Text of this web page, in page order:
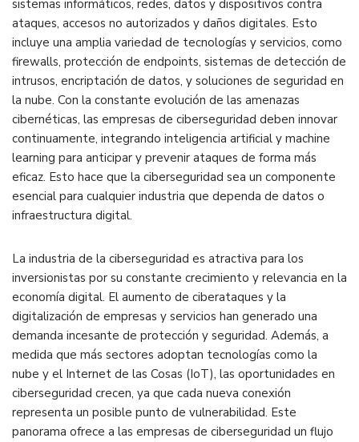
sistemas informáticos, redes, datos y dispositivos contra
ataques, accesos no autorizados y daños digitales. Esto
incluye una amplia variedad de tecnologías y servicios, como
firewalls, protección de endpoints, sistemas de detección de
intrusos, encriptación de datos, y soluciones de seguridad en
la nube. Con la constante evolución de las amenazas
cibernéticas, las empresas de ciberseguridad deben innovar
continuamente, integrando inteligencia artificial y machine
learning para anticipar y prevenir ataques de forma más
eficaz​. Esto hace que la ciberseguridad sea un componente
esencial para cualquier industria que dependa de datos o
infraestructura digital.
La industria de la ciberseguridad es atractiva para los
inversionistas por su constante crecimiento y relevancia en la
economía digital. El aumento de ciberataques y la
digitalización de empresas y servicios han generado una
demanda incesante de protección y seguridad. Además, a
medida que más sectores adoptan tecnologías como la
nube y el Internet de las Cosas (IoT), las oportunidades en
ciberseguridad crecen, ya que cada nueva conexión
representa un posible punto de vulnerabilidad. Este
panorama ofrece a las empresas de ciberseguridad un flujo